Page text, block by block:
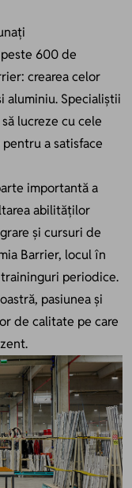
600 de
crearea celor
aluminiu. Specialiștii
lucreze cu cele
a satisface
importantă a
abilităților
și cursuri de
Barrier, locul în
periodice.
pasiunea și
de calitate pe care